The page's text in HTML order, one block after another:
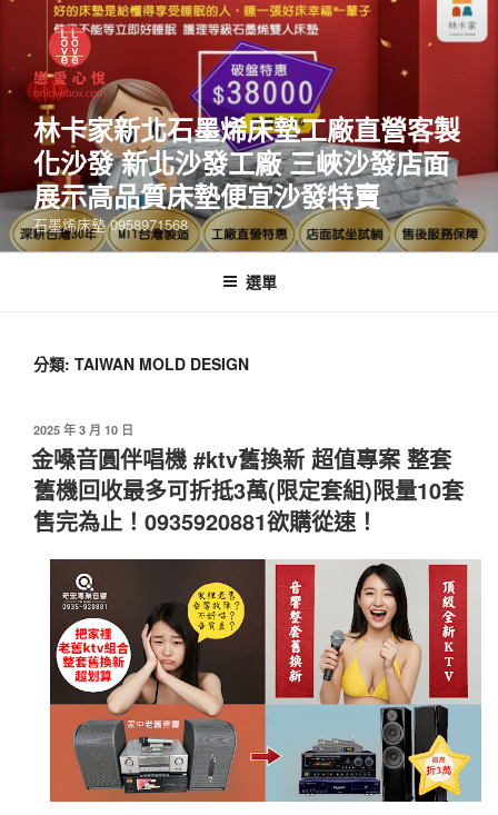
林卡家新北石墨烯床墊工廠直營客製
化沙發 新北沙發工廠 三峽沙發店面
展示高品質床墊便宜沙發特賣
石墨烯床墊 0958971568
選單
分類: TAIWAN MOLD DESIGN
2025 年 3 月 10 日
金嗓音圓伴唱機 #ktv舊換新 超值專案 整套
舊機回收最多可折抵3萬(限定套組)限量10套
售完為止！0935920881欲購從速！